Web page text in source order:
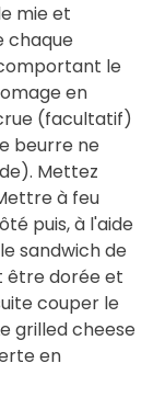
mie et
chaque
le
en
(facultatif)
beurre ne
Mettez
à feu
puis, à l'aide
sandwich de
être dorée et
couper le
grilled cheese
en